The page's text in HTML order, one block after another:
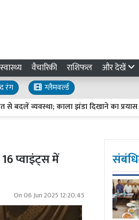
स्वास्थ्य वैचारिकी राशिफल और देखें
रंग
ग्लैमवर्ल्ड
व्यवस्था; काला झंडा दिखाने का प्रयास
प्वाइंट्स में
On06 Jun 2025 12:20:45